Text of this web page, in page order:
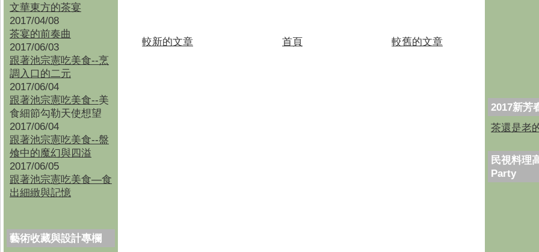
文華東方的茶宴
2017/04/08
茶宴的前奏曲
2017/06/03
跟著池宗憲吃美食--烹
調入口的二元
2017/06/04
跟著池宗憲吃美食--美
食細節勾勒天使想望
2017/06/04
跟著池宗憲吃美食--盤
飧中的魔幻與四溢
2017/06/05
跟著池宗憲吃美食—食
出細緻與記憶
藝術收藏與設計專欄
較新的文章 較舊的文章
首頁
2017新芳
茶還是老
民視料理
Party